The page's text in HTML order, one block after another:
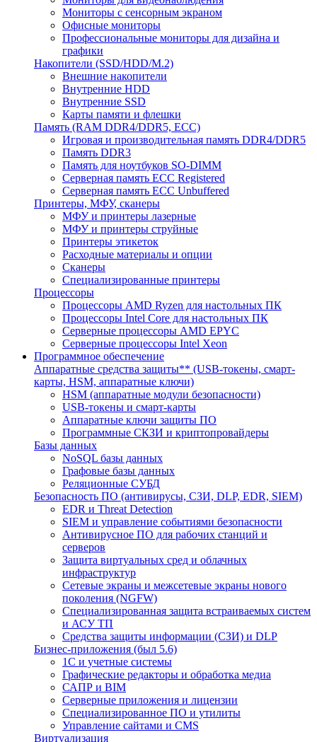
Мониторы с сенсорным экраном
Офисные мониторы
Профессиональные мониторы для дизайна и
графики
Накопители (SSD/HDD/M.2)
Внешние накопители
Внутренние HDD
Внутренние SSD
Карты памяти и флешки
Память (RAM DDR4/DDR5, ECC)
Игровая и производительная память DDR4/DDR5
Память DDR3
Память для ноутбуков SO-DIMM
Серверная память ECC Registered
Серверная память ECC Unbuffered
Принтеры, МФУ, сканеры
МФУ и принтеры лазерные
МФУ и принтеры струйные
Принтеры этикеток
Расходные материалы и опции
Сканеры
Специализированные принтеры
Процессоры
Процессоры AMD Ryzen для настольных ПК
Процессоры Intel Core для настольных ПК
Серверные процессоры AMD EPYC
Серверные процессоры Intel Xeon
Программное обеспечение
Аппаратные средства защиты** (USB-токены, смарт-
карты, HSM, аппаратные ключи)
HSM (аппаратные модули безопасности)
USB-токены и смарт-карты
Аппаратные ключи защиты ПО
Программные СКЗИ и криптопровайдеры
Базы данных
NoSQL базы данных
Графовые базы данных
Реляционные СУБД
Безопасность ПО (антивирусы, СЗИ, DLP, EDR, SIEM)
EDR и Threat Detection
SIEM и управление событиями безопасности
Антивирусное ПО для рабочих станций и
серверов
Защита виртуальных сред и облачных
инфраструктур
Сетевые экраны и межсетевые экраны нового
поколения (NGFW)
Специализированная защита встраиваемых систем
и АСУ ТП
Средства защиты информации (СЗИ) и DLP
Бизнес-приложения (был 5.6)
1С и учетные системы
Графические редакторы и обработка медиа
САПР и BIM
Серверные приложения и лицензии
Специализированное ПО и утилиты
Управление сайтами и CMS
Виртуализация